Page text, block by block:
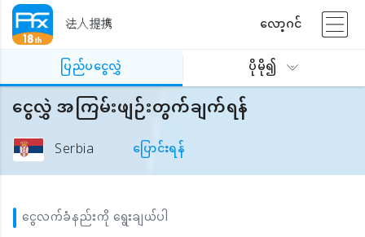
法人提携
လော့ဂင်
ပြည်ပငွေလွှဲ
ပိုမို၍
ငွေလွှဲ အကြမ်းဖျဉ်းတွက်ချက်ရန်
Serbia ပြောင်းရန်
ငွေလက်ခံနည်းကို ရွေးချယ်ပါ